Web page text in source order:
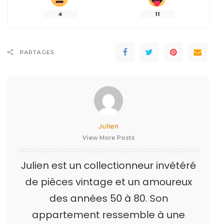
4 11
PARTAGES
Julien
View More Posts
Julien est un collectionneur invétéré
de pièces vintage et un amoureux
des années 50 à 80. Son
appartement ressemble à une